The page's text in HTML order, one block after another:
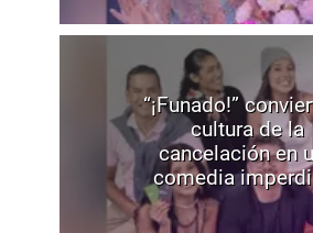
“¡Funado!”
cultura de la
cancelación en
comedia